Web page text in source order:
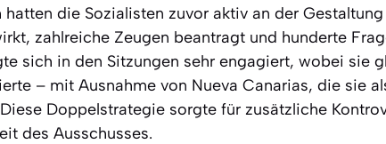
hatten die Sozialisten zuvor aktiv an der
zahlreiche Zeugen beantragt und hunderte
sich in den Sitzungen sehr engagiert, wobei sie
– mit Ausnahme von Nueva Canarias, die sie
Doppelstrategie sorgte für zusätzliche
des Ausschusses.